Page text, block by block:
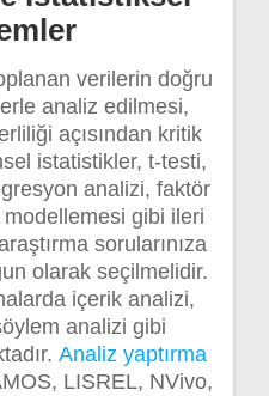
verilerin doğru
analiz edilmesi,
açısından kritik
istatistikler, t-testi,
analizi, faktör
gibi ileri
sorularınıza
olarak seçilmelidir.
içerik analizi,
analizi gibi
Analiz yaptırma
LISREL, NVivo,